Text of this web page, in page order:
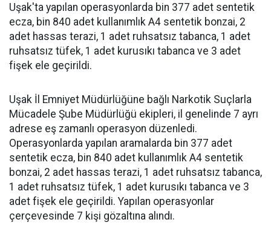
Uşak'ta yapılan operasyonlarda bin 377 adet sentetik
ecza, bin 840 adet kullanımlık A4 sentetik bonzai, 2
adet hassas terazi, 1 adet ruhsatsız tabanca, 1 adet
ruhsatsız tüfek, 1 adet kurusıkı tabanca ve 3 adet
fişek ele geçirildi.
Uşak İl Emniyet Müdürlüğüne bağlı Narkotik Suçlarla
Mücadele Şube Müdürlüğü ekipleri, il genelinde 7 ayrı
adrese eş zamanlı operasyon düzenledi.
Operasyonlarda yapılan aramalarda bin 377 adet
sentetik ecza, bin 840 adet kullanımlık A4 sentetik
bonzai, 2 adet hassas terazi, 1 adet ruhsatsız tabanca,
1 adet ruhsatsız tüfek, 1 adet kurusıkı tabanca ve 3
adet fişek ele geçirildi. Yapılan operasyonlar
çerçevesinde 7 kişi gözaltına alındı.